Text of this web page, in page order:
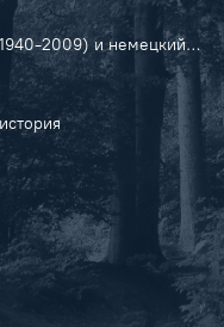
2009) и немецкий